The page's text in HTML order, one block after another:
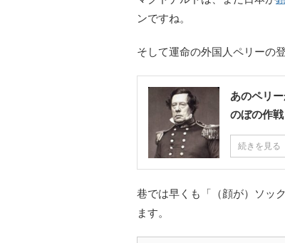
ンですね。
そして運命の外国人ペリーの登
あのペリ
のぼの作戦
続きを見る
巷では早くも「（顔が）ソッ
ます。